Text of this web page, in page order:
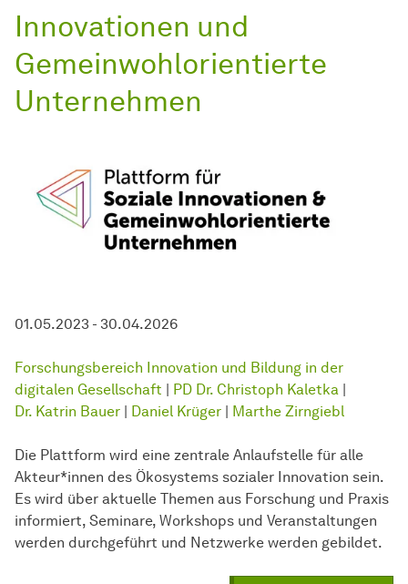
Innovationen und
Gemeinwohlorientierte
Unternehmen
01.05.2023 - 30.04.2026
Forschungsbereich Innovation und Bildung in der
digitalen Gesellschaft | PD Dr. Christoph Kaletka |
Dr. Katrin Bauer | Daniel Krüger | Marthe Zirngiebl
Die Plattform wird eine zentrale Anlaufstelle für alle
Akteur*innen des Ökosystems sozialer Innovation sein.
Es wird über aktuelle Themen aus Forschung und Praxis
informiert, Seminare, Workshops und Veranstaltungen
werden durchgeführt und Netzwerke werden gebildet.